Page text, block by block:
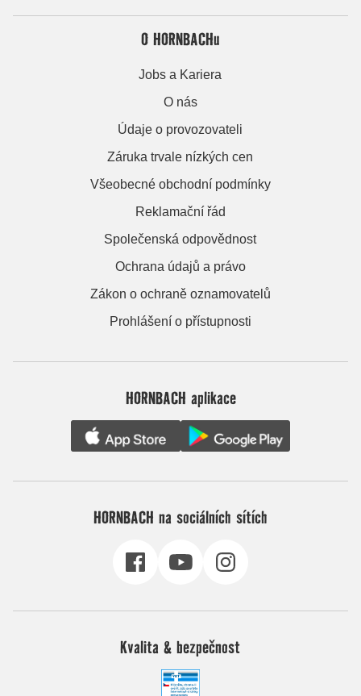
O HORNBACHu
Jobs a Kariera
O nás
Údaje o provozovateli
Záruka trvale nízkých cen
Všeobecné obchodní podmínky
Reklamační řád
Společenská odpovědnost
Ochrana údajů a právo
Zákon o ochraně oznamovatelů
Prohlášení o přístupnosti
HORNBACH aplikace
HORNBACH na sociálních sítích
Kvalita & bezpečnost